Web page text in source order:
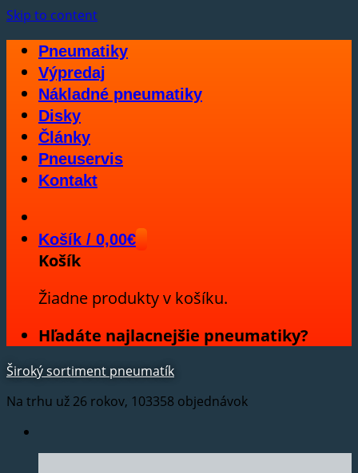
Skip to content
Pneumatiky
Výpredaj
Nákladné pneumatiky
Disky
Články
Pneuservis
Kontakt
Košík / 0,00€
Košík
Žiadne produkty v košíku.
Hľadáte najlacnejšie pneumatiky?
Široký sortiment pneumatík
Na trhu už 26 rokov, 103358 objednávok